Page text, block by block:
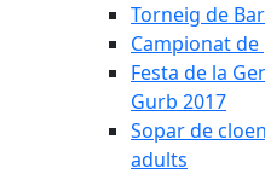
Torneig de
Campionat
Festa de la
Gurb 2017
Sopar de
adults